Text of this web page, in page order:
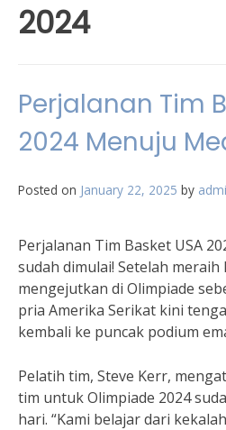
2024
Perjalanan Tim
2024 Menuju
Posted on January 22, 2025 by
Perjalanan Tim Basket USA
sudah dimulai! Setelah meraih
mengejutkan di Olimpiade
pria Amerika Serikat kini
kembali ke puncak podium
Pelatih tim, Steve Kerr,
tim untuk Olimpiade 2024
hari. “Kami belajar dari